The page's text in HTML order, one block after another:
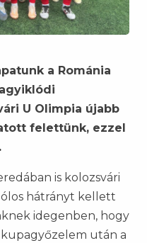
a Románia
U Olimpia újabb
felettünk, ezzel
is kolozsvári
hátrányt kellett
idegenben, hogy
után a